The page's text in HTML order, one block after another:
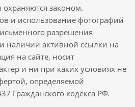
законом.
и использование фотографий
разрешения
наличии активной ссылки на
на сайте, носит
и ни при каких условиях не
определяемой
Гражданского кодекса РФ.